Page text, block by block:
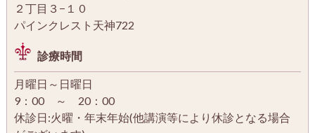
２丁目３−１０
パインクレスト天神722
診療時間
月曜日～日曜日
9：00 ～ 20：00
休診日:火曜・年末年始(他講演等により休診となる場合